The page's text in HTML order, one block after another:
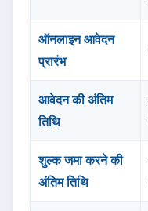
ऑनलाइन आवेदन
प्रारंभ
आवेदन की अंतिम
तिथि
शुल्क जमा करने की
अंतिम तिथि